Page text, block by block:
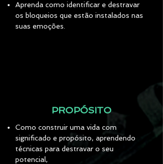
Aprenda como identificar e destravar
os bloqueios que estão instalados nas
suas emoções.
PROPÓSITO
Como construir uma vida com
significado e propósito, aprendendo
técnicas para destravar o seu
potencial,